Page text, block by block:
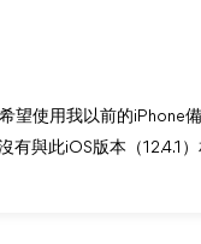
望使用我以前的iPhone
有與此iOS版本（12.4.1